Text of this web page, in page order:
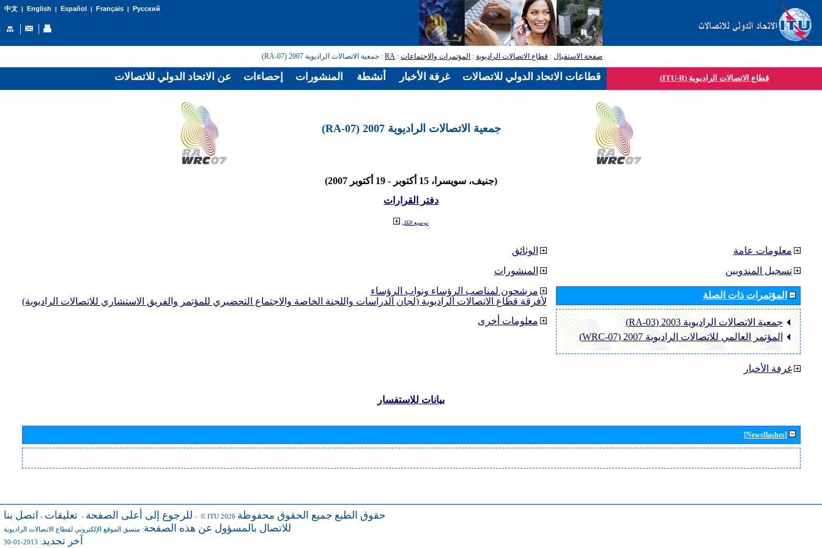
中文| English | Español | Français| Русский
صفحة الاستقبال: قطاع الاتصالات الراديوية: المؤتمرات والاجتماعات:
RA: جمعية الاتصالات الراديوية 2007 (RA-07)
قطاع الاتصالات الراديوية (ITU-R)
جمعية الاتصالات الراديوية 2007 (RA-07)
(جنيف، سويسرا، 15 أكتوبر - 19 أكتوبر 2007)
دفتر القرارات
توسيع الكل
الوثائق
المنشورات
مرشحون لمناصب الرؤساء ونواب الرؤساء
لأفرقة قطاع الاتصالات الراديوية (لجان الدراسات واللجنة الخاصة والاجتماع التحضيري للمؤتمر والفريق الاستشاري للاتصالات الراديوية)
معلومات أخرى
معلومات عامة
تسجيل المندوبين
المؤتمرات ذات الصلة
جمعية الاتصالات الراديوية 2003 (RA-03)
المؤتمر العالمي للاتصالات الراديوية 2007 (WRC-07)
غرفة الأخبار
بيانات للاستفسار
[Newsflashes]
للرجوع إلى أعلى الصفحة - تعليقات - اتصل بنا - © ITU 2026 حقوق الطبع جميع الحقوق محفوظة
للاتصال بالمسؤول عن هذه الصفحة: منسق الموقع الإلكتروني لقطاع الاتصالات الراديوية
آخر تجديد: 2013-01-30
عن الاتحاد الدولي للاتصالات إحصاءات المنشورات أنشطة غرفة الأخبار قطاعات الاتحاد الدولي للاتصالات